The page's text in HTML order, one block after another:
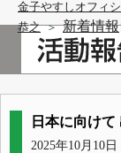
金子やすしオフィ
恭之 ＞ 新着情報
日本に向けて
2025年10月10